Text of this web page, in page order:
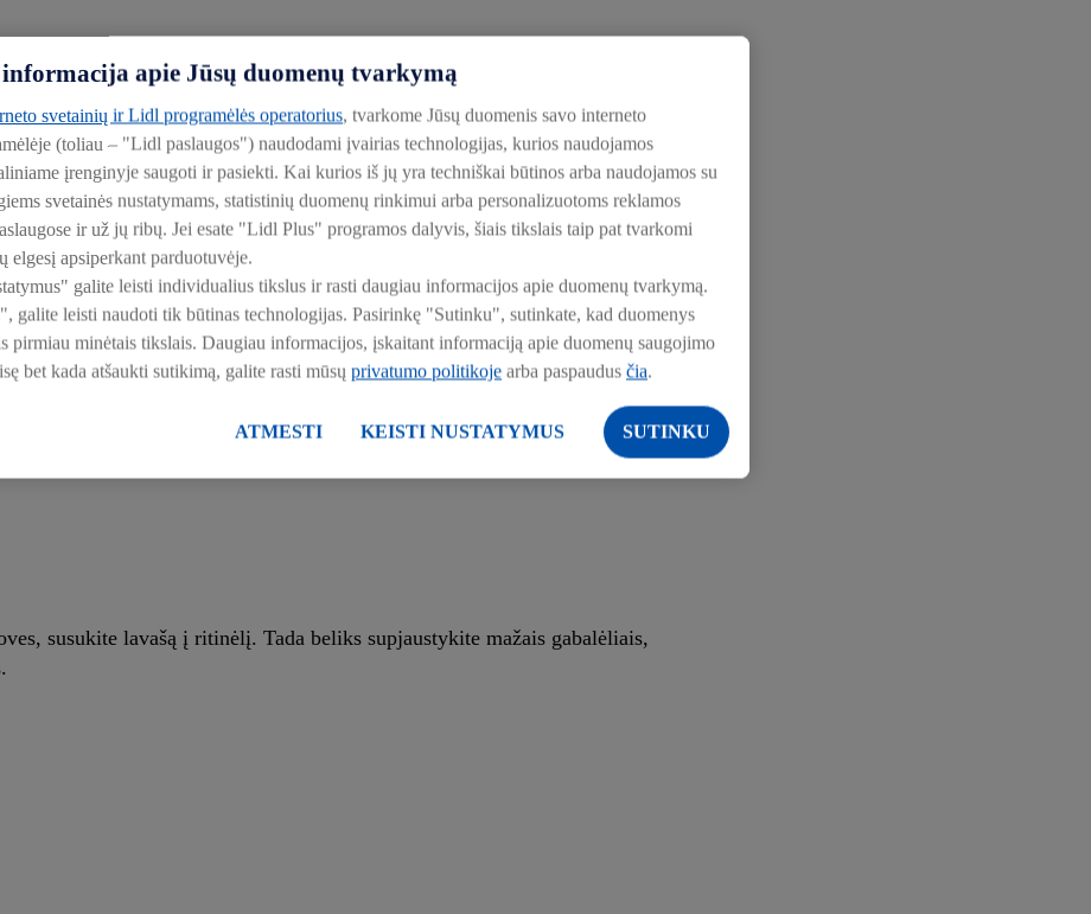
– nuo šviežių daržovių ir vaisių iki sūrių, kumpio, traškučių, nealkoholinio
beliks pasiraitoti rankoves, išsirinkti mėgstamą receptą ir pasiruošti tikrai
susukite lavašą į ritinėlį. Tada beliks supjaustykite mažais gabalėliais,
apie Jūsų duomenų tvarkymą
svetainių ir Lidl programėlės operatorius, tvarkome Jūsų duomenis savo interneto
(toliau – "Lidl paslaugos") naudodami įvairias technologijas, kurios naudojamos
įrenginyje saugoti ir pasiekti. Kai kurios iš jų yra techniškai būtinos arba naudojamos su
svetainės nustatymams, statistinių duomenų rinkimui arba personalizuotoms reklamos
ir už jų ribų. Jei esate "Lidl Plus" programos dalyvis, šiais tikslais taip pat tvarkomi
elgesį apsiperkant parduotuvėje.
galite leisti individualius tikslus ir rasti daugiau informacijos apie duomenų tvarkymą.
galite leisti naudoti tik būtinas technologijas. Pasirinkę "Sutinku", sutinkate, kad duomenys
pirmiau minėtais tikslais. Daugiau informacijos, įskaitant informaciją apie duomenų saugojimo
bet kada atšaukti sutikimą, galite rasti mūsų privatumo politikoje arba paspaudus čia.
ATMESTI KEISTI NUSTATYMUS SUTINKU